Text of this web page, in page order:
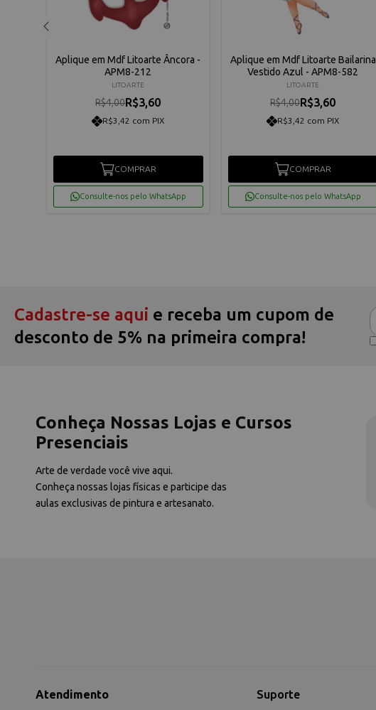
Aplique em Mdf Litoarte Âncora -
APM8-212
LITOARTE
R$4,00R$3,60
R$3,42 com PIX
COMPRAR
Consulte-nos pelo WhatsApp
Aplique em Mdf Litoarte Bailarina
Vestido Azul - APM8-582
LITOARTE
R$4,00R$3,60
R$3,42 com PIX
COMPRAR
Consulte-nos pelo WhatsApp
Cadastre-se aqui e receba um cupom de
desconto de 5% na primeira compra!
Conheça Nossas Lojas e Cursos
Presenciais
Arte de verdade você vive aqui.
Conheça nossas lojas físicas e participe das
aulas exclusivas de pintura e artesanato.
Atendimento Suporte